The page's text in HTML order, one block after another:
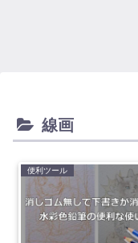
線画
便利ツール